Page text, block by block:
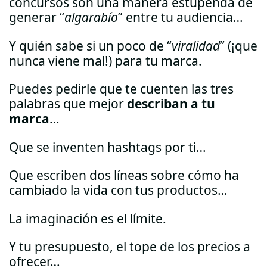
generar “algarabío” entre tu audiencia…
Y quién sabe si un poco de “viralidad” (¡que
nunca viene mal!) para tu marca.
Puedes pedirle que te cuenten las tres
palabras que mejor describan a tu
marca…
Que se inventen hashtags por ti…
Que escriben dos líneas sobre cómo ha
cambiado la vida con tus productos…
La imaginación es el límite.
Y tu presupuesto, el tope de los precios a
ofrecer…